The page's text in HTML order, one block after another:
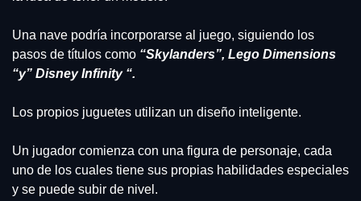
Una nave podría incorporarse al juego, siguiendo los
pasos de títulos como “Skylanders”, Lego Dimensions
“y” Disney Infinity “.
Los propios juguetes utilizan un diseño inteligente.
Un jugador comienza con una figura de personaje, cada
uno de los cuales tiene sus propias habilidades especiales
y se puede subir de nivel.